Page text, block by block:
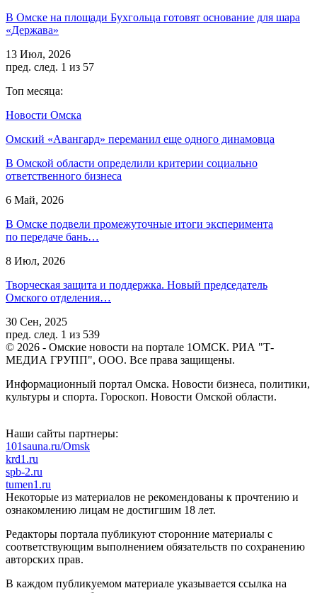
В Омске на площади Бухгольца готовят основание для шара
«Держава»
13 Июл, 2026
пред. след. 1 из 57
Топ месяца:
Новости Омска
Омский «Авангард» переманил еще одного динамовца
В Омской области определили критерии социально
ответственного бизнеса
6 Май, 2026
В Омске подвели промежуточные итоги эксперимента
по передаче бань…
8 Июл, 2026
Творческая защита и поддержка. Новый председатель
Омского отделения…
30 Сен, 2025
пред. след. 1 из 539
© 2026 - Омские новости на портале 1ОМСК. РИА "Т-
МЕДИА ГРУПП", ООО. Все права защищены.
Информационный портал Омска. Новости бизнеса, политики,
культуры и спорта. Гороскоп. Новости Омской области.
Наши сайты партнеры:
101sauna.ru/Omsk
krd1.ru
spb-2.ru
tumen1.ru
Некоторые из материалов не рекомендованы к прочтению и
ознакомлению лицам не достигшим 18 лет.
Редакторы портала публикуют сторонние материалы с
соответствующим выполнением обязательств по сохранению
авторских прав.
В каждом публикуемом материале указывается ссылка на